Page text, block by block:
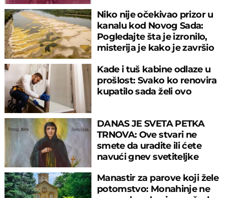
Niko nije očekivao prizor u
kanalu kod Novog Sada:
Pogledajte šta je izronilo,
misterija je kako je završio
Kade i tuš kabine odlaze u
prošlost: Svako ko renovira
kupatilo sada želi ovo
DANAS JE SVETA PETKA
TRNOVA: Ove stvari ne
smete da uradite ili ćete
navući gnev svetiteljke
Manastir za parove koji žele
potomstvo: Monahinje ne